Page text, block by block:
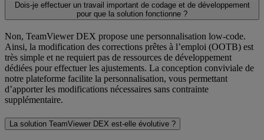
Dois-je effectuer un travail important de codage et de développement
pour que la solution fonctionne ?
Non, TeamViewer DEX propose une personnalisation low-code.
Ainsi, la modification des corrections prêtes à l’emploi (OOTB) est
très simple et ne requiert pas de ressources de développement
dédiées pour effectuer les ajustements. La conception conviviale de
notre plateforme facilite la personnalisation, vous permettant
d’apporter les modifications nécessaires sans contrainte
supplémentaire.
La solution TeamViewer DEX est-elle évolutive ?